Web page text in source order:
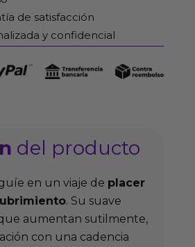
de satisfacción
y confidencial
del producto
en un viaje de placer
. Su suave
aumentan sutilmente,
con una cadencia